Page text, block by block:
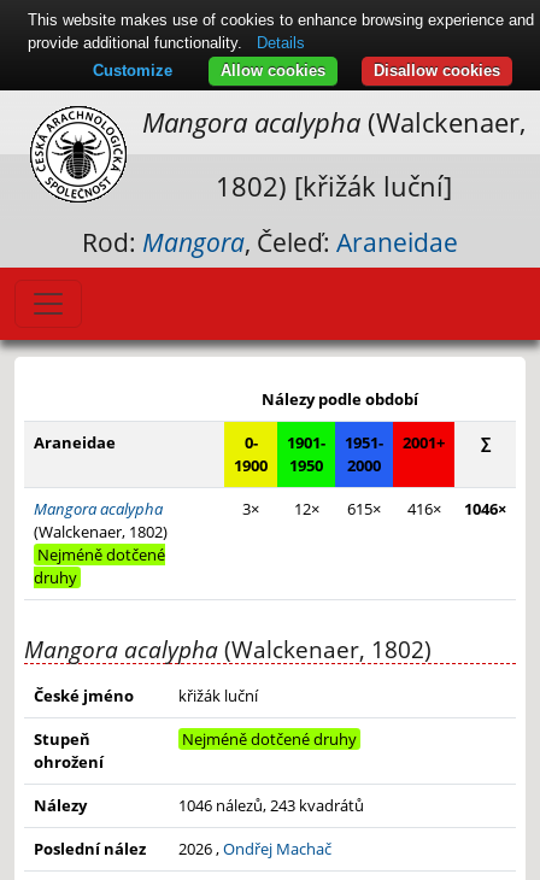
Mangora acalypha(Walckenaer,
1802) [křižák luční]
Rod: Mangora, Čeleď: Araneidae
−
Leaflet|© Seznam.cz a.s. a další
Nálezy podle období
Araneidae
0-
1900
1901-
1950
1951-
2000
2001+ ∑
Mangora acalypha
(Walckenaer, 1802)
Nejméně dotčené
druhy
3× 12× 615× 416× 1046×
Mangora acalypha(Walckenaer, 1802)
České jméno
křižák luční
Stupeň
ohrožení
Nejméně dotčené druhy
Nálezy
1046 nálezů, 243 kvadrátů
Poslední nález
2026 ,Ondřej Machač
This website makes use of cookies to enhance browsing experience and
provide additional functionality.
Details
Disallow cookies
Allow cookies
Customize